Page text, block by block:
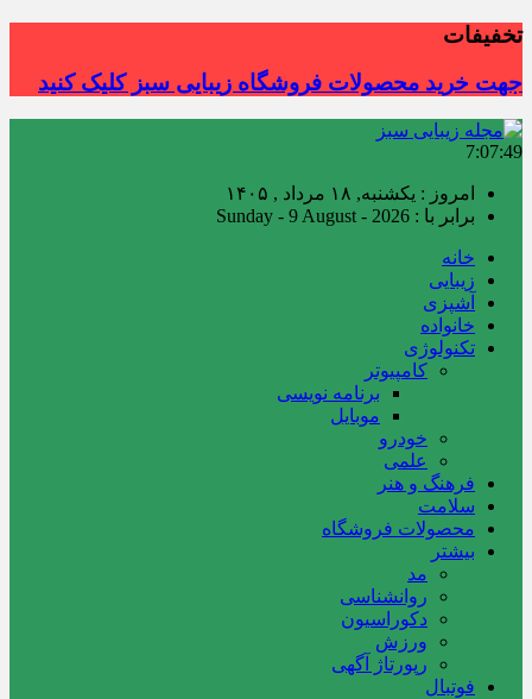
تخفیفات
جهت خرید محصولات فروشگاه زیبایی سبز کلیک کنید
7:07:50
امروز : یکشنبه, ۱۸ مرداد , ۱۴۰۵
برابر با : Sunday - 9 August - 2026
خانه
زیبایی
آشپزی
خانواده
تکنولوژی
کامپیوتر
برنامه نویسی
موبایل
خودرو
علمی
فرهنگ و هنر
سلامت
محصولات فروشگاه
بیشتر
مد
روانشناسی
دکوراسیون
ورزش
رپورتاژ آگهی
فوتبال